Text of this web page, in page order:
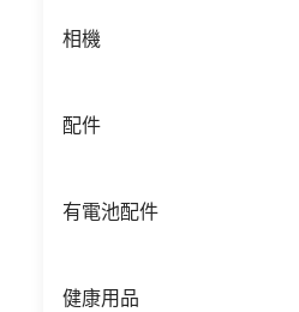
相機
配件
有電池配件
健康用品